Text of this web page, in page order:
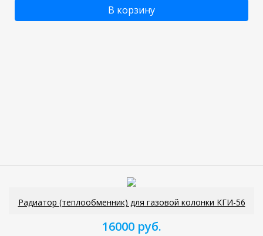
В корзину
Радиатор (теплообменник) для газовой колонки КГИ-56
16000 руб.